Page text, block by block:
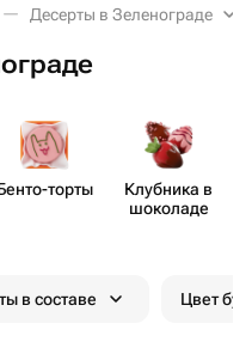
Десерты в Зеленограде
торты
Клубника в
шоколаде
в составе Цвет